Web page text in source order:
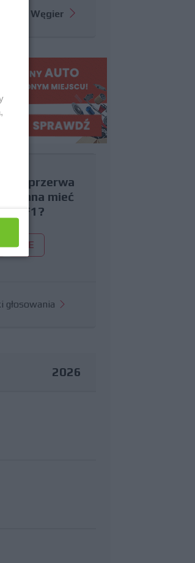
o GP Węgier
że przerwa
mieć
w F1?
NIE
głosowania
2026